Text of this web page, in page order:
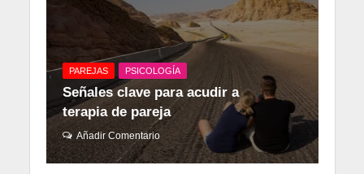
PAREJAS PSICOLOGÍA
Señales clave para acudir a
terapia de pareja
Añadir Comentario